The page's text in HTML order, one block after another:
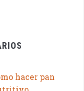
hacer pan